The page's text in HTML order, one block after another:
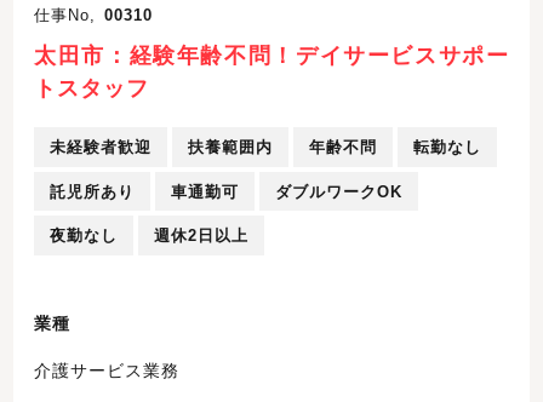
仕事No, 00310
太田市：経験年齢不問！デイサービスサポー
トスタッフ
未経験者歓迎 扶養範囲内 年齢不問 転勤なし
託児所あり 車通勤可 ダブルワークOK
夜勤なし 週休2日以上
業種
介護サービス業務